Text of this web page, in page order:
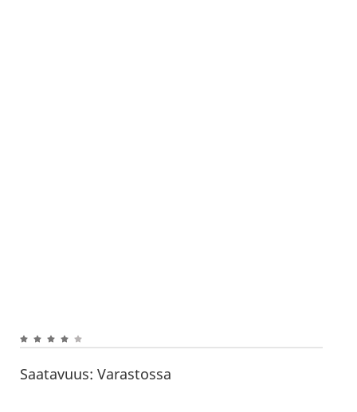
Saatavuus: Varastossa